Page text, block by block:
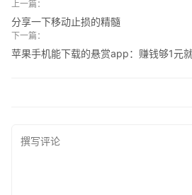
上一篇：
分享一下移动止损的精髓
下一篇：
苹果手机能下载的悬赏app：赚钱够1元